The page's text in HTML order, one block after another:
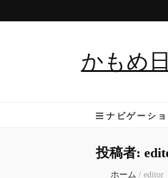
かもめ
ナビゲーショ
投稿者:
ホーム / editor